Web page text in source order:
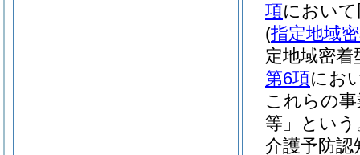
項におい
(指定地域
定地域密
第6項にお
これらの
等」という
介護予防認